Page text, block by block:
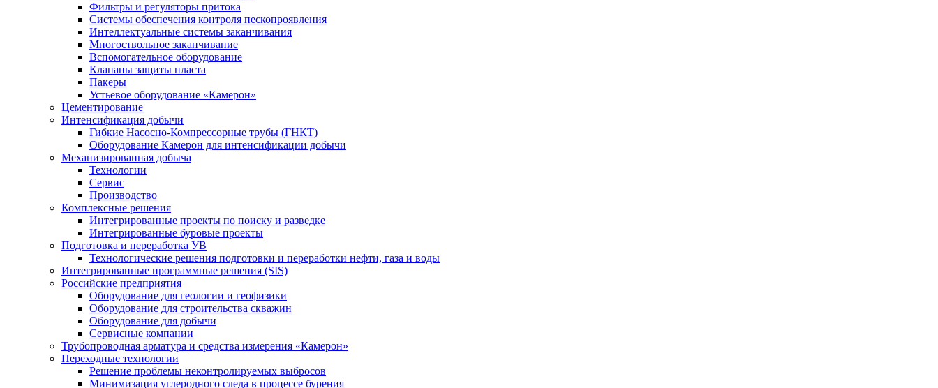
Фильтры и регуляторы притока
Cистемы обеспечения контроля пескопроявления
Интеллектуальные системы заканчивания
Многоствольное заканчивание
Вспомогательное оборудование
Клапаны защиты пласта
Пакеры
Устьевое оборудование «Камерон»
Цементирование
Интенсификация добычи
Гибкие Насосно-Компрессорные трубы (ГНКТ)
Оборудование Камерон для интенсификации добычи
Механизированная добыча
Технологии
Сервис
Производство
Комплексные решения
Интегрированные проекты по поиску и разведке
Интегрированные буровые проекты
Подготовка и переработка УВ
Технологические решения подготовки и переработки нефти, газа и воды
Интегрированные программные решения (SIS)
Российские предприятия
Оборудование для геологии и геофизики
Оборудование для строительства скважин
Оборудование для добычи
Сервисные компании
Трубопроводная арматура и средства измерения «Камерон»
Переходные технологии
Решение проблемы неконтролируемых выбросов
Минимизация углеродного следа в процессе бурения